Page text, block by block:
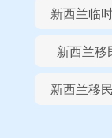
新西兰临
新西兰移
新西兰移